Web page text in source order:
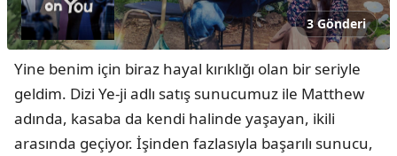
3 Gönderi
Yine benim için biraz hayal kırıklığı olan bir seriyle
geldim. Dizi Ye-ji adlı satış sunucumuz ile Matthew
adında, kasaba da kendi halinde yaşayan, ikili
arasında geçiyor. İşinden fazlasıyla başarılı sunucu,